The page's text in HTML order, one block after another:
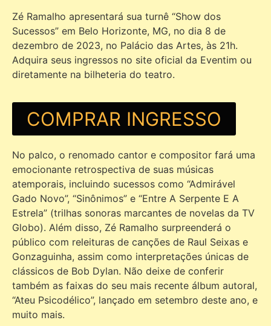
Zé Ramalho apresentará sua turnê “Show dos
Sucessos” em Belo Horizonte, MG, no dia 8 de
dezembro de 2023, no Palácio das Artes, às 21h.
Adquira seus ingressos no site oficial da Eventim ou
diretamente na bilheteria do teatro.
COMPRAR INGRESSO
No palco, o renomado cantor e compositor fará uma
emocionante retrospectiva de suas músicas
atemporais, incluindo sucessos como “Admirável
Gado Novo”, “Sinônimos” e “Entre A Serpente E A
Estrela” (trilhas sonoras marcantes de novelas da TV
Globo). Além disso, Zé Ramalho surpreenderá o
público com releituras de canções de Raul Seixas e
Gonzaguinha, assim como interpretações únicas de
clássicos de Bob Dylan. Não deixe de conferir
também as faixas do seu mais recente álbum autoral,
“Ateu Psicodélico”, lançado em setembro deste ano, e
muito mais.